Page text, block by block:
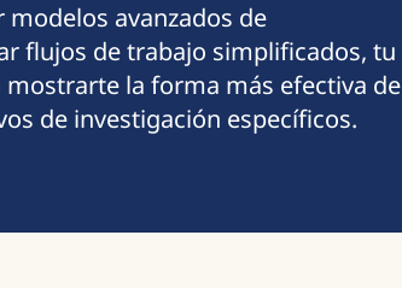
modelos avanzados de
flujos de trabajo simplificados, tu
mostrarte la forma más efectiva de
de investigación específicos.